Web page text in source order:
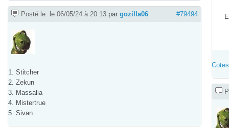
Posté le: le 06/05/24 à 20:13 par gozilla06 #79494
1. Stitcher
2. Zekun
3. Massalia
4. Mistertrue
5. Sivan